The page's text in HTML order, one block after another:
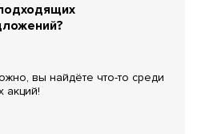
вы найдёте что-то среди
акций!